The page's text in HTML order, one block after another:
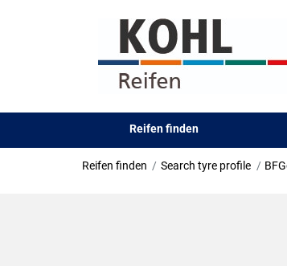
Reifen finden
Reifen finden Search tyre profile